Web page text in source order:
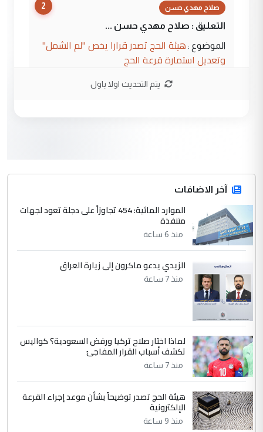
2 صلاح مهدي حسن
التعليق : صلاح مهدي حسن ...
الموضوع : هيئة الحج تصدر قرارا يخص "لم الشمل"
وتعديل استمارة قرعة الحج
المشترك لا تستهدف أية دولة ومفتوحة لانضمام
الدول الشقيقة
يوسف غزوان عصمت
التعليق : بكالوريوس فيزياء طبية متزوج و
زوجتي أيضا بكالوريوس سكني بغداد أرغب في
إكمال دراستي داخل ...
الموضوع :
السعودية توافق على الاستمرار في
جامعاتها سنويا
5 عبد الأمير جاسم هليل
التعليق : نحن اباء الطلاب الأوائل على العراق
نتشرف بلقاء السيد احمد الصافي في العتبات
الموضوع :
مكتب السيد احمد الصافي : لا يوجود
لدينا اي حساب على الفيس بوك وتويتر
يتم التحديث اولا باول
آخر الاضافات
الموارد المائية: 454 تجاوزاً على دجلة تعود لجهات
متنفذة
منذ 6 ساعة
الزيدي يدعو ماكرون إلى زيارة العراق
منذ 7 ساعة
لماذا اختار صلاح تركيا ورفض السعودية؟ كواليس
تكشف أسباب القرار المفاجئ
منذ 7 ساعة
هيئة الحج تصدر توضيحاً بشأن موعد إجراء القرعة
الإلكترونية
منذ 9 ساعة